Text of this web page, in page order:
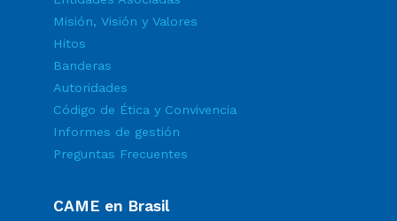
Misión, Visión y Valores
Hitos
Banderas
Autoridades
Código de Ética y Convivencia
Informes de gestión
Preguntas Frecuentes
CAME en Brasil